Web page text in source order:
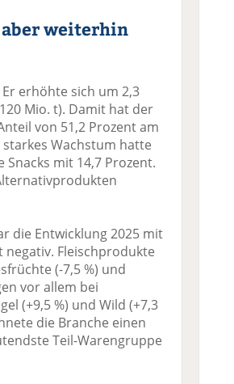
weiterhin
erhöhte sich um 2,3
Mio. t). Damit hat der
von 51,2 Prozent am
Wachstum hatte
Snacks mit 14,7 Prozent.
die Entwicklung 2025 mit
negativ. Fleischprodukte
(-7,5 %) und
vor allem bei
(+9,5 %) und Wild (+7,3
die Branche einen
Teil-Warengruppe